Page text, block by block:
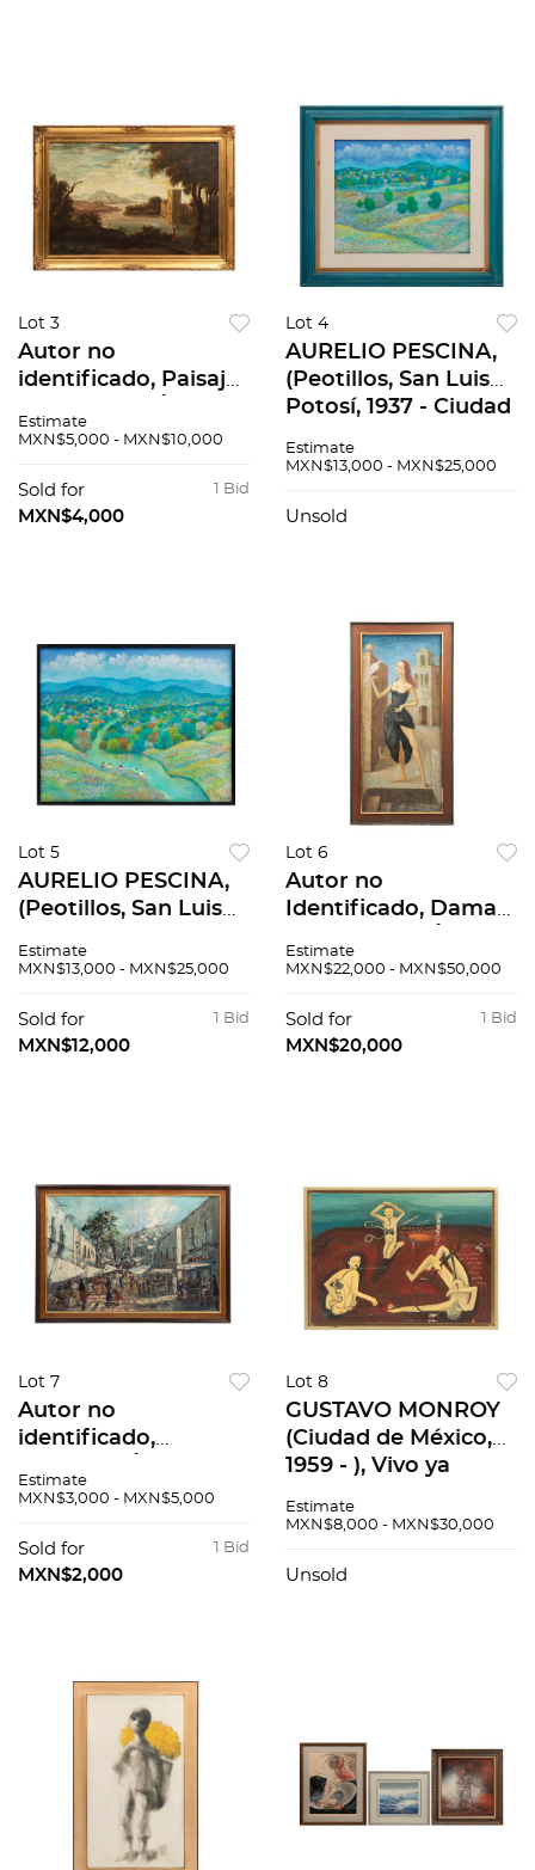
Lot 3
Autor no
identificado, Paisaje
sobre tela. Firmado
Estimate
MXN$5,000 - MXN$10,000
1 Bid
Sold for
MXN$4,000
Lot 4
AURELIO PESCINA,
(Peotillos, San Luis
Potosí, 1937 - Ciudad
título, Óleo sobre
59 cm
Estimate
MXN$13,000 - MXN$25,000
Unsold
Lot 5
AURELIO PESCINA,
(Peotillos, San Luis
de México, 1990) Sin
tela. Firmado., 79 x
99 cm
Estimate
MXN$13,000 - MXN$25,000
1 Bid
Sold for
MXN$12,000
Lot 6
Autor no
Identificado, Dama
sobre tela, montada
121.5 x 54 cm.
Estimate
MXN$22,000 - MXN$50,000
1 Bid
Sold for
MXN$20,000
Lot 7
Autor no
identificado,
tela, firmado., 79 x
Estimate
MXN$3,000 - MXN$5,000
1 Bid
Sold for
MXN$2,000
Lot 8
GUSTAVO MONROY
(Ciudad de México,
1959 - ), Vivo ya
1993, Óleo sobre
Estimate
MXN$8,000 - MXN$30,000
Unsold